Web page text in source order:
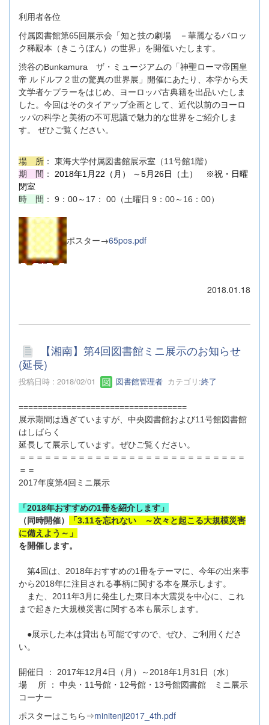
利用者各位
付属図書館第65回展示会「知と技の劇場 －華麗なるバロッ
ク稀覯本（きこうぼん）の世界」を開催いたします。
渋谷のBunkamura ザ・ミュージアムの「神聖ローマ帝国皇
帝 ルドルフ２世の驚異の世界展」開催にあたり、本学から天
文学者ケプラーをはじめ、ヨーロッパ古典籍を出品いたしま
した。今回はそのタイアップ企画として、近代以前のヨーロ
ッパの科学と美術の不可思議で魅力的な世界をご紹介しま
す。 ぜひご覧ください。
場 所 ： 東海大学付属図書館展示室（11号館1階）
期 間 ：
2018年1月22（月） ～5月26日（土） ※祝・日曜
閉室
時 間 ： 9：00～17： 00（土曜日 9：00～16：00）
ポスター→65pos.pdf
2018.01.18
【湘南】第4回図書館ミニ展示のお知らせ
(延長)
投稿日時 : 2018/02/01 図書館管理者 カテゴリ:終了
===================================
展示期間は過ぎていますが、中央図書館および11号館図書館
はしばらく
延長して展示しています。ぜひご覧ください。
＝＝＝＝＝＝＝＝＝＝＝＝＝＝＝＝＝＝＝＝＝＝＝＝＝＝＝
＝＝
2017年度第4回ミニ展示
「2018年おすすめの1冊を紹介します」
（同時開催）
「3.11を忘れない ～次々と起こる大規模災害
に備えよう～」
を開催します。
第4回は、2018年おすすめの1冊をテーマに、今年の出来事
から2018年に注目される事柄に関する本を展示します。
また、2011年3月に発生した東日本大震災を中心に、これ
まで起きた大規模災害に関する本も展示します。
●展示した本は貸出も可能ですので、ぜひ、ご利用くださ
い。
開催日 ： 2017年12月4日（月）～2018年1月31日（水）
場 所 ： 中央・11号館・12号館・13号館図書館 ミニ展示
コーナー
ポスターはこちら⇒minitenji2017_4th.pdf